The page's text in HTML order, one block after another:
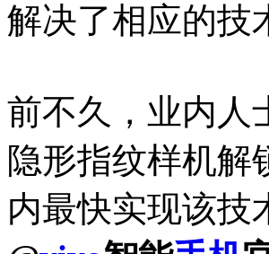
解决了相应的技
前不久，业内人
隐形指纹样机解
内最快实现该技